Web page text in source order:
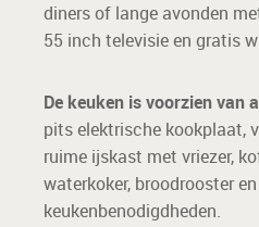
diners of lange avonden
55 inch televisie en gratis
De keuken is voorzien van
pits elektrische kookplaat,
ruime ijskast met vriezer,
waterkoker, broodrooster
keukenbenodigdheden.